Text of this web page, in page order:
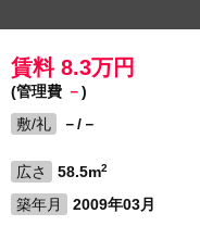
賃料 8.3万円
(管理費 －)
敷/礼
－/－
広さ
58.5m2
築年月
2009年03月